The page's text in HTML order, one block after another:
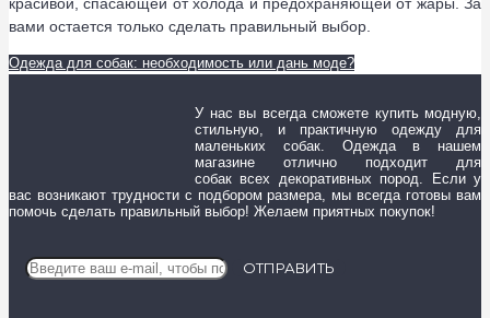
красивой, спасающей от холода и предохраняющей от жары. За
вами остается только сделать правильный выбор.
Одежда для собак: необходимость или дань моде?
У нас вы всегда сможете купить модную,
стильную, и практичную одежду для
маленьких собак. Одежда в нашем
магазине отлично подходит для
собак всех декоративных пород. Если у
вас возникают трудности с подбором размера, мы всегда готовы вам
помочь сделать правильный выбор! Желаем приятных покупок!
ОТПРАВИТЬ